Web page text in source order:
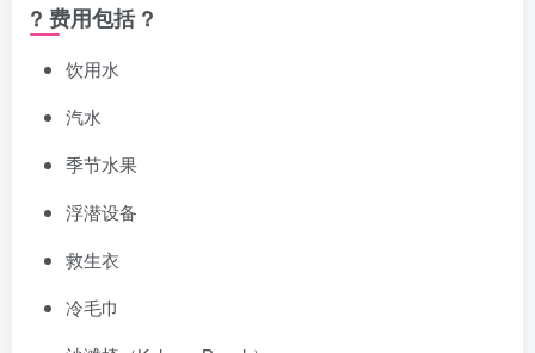
? 费用包括 ?
饮用水
汽水
季节水果
浮潜设备
救生衣
冷毛巾